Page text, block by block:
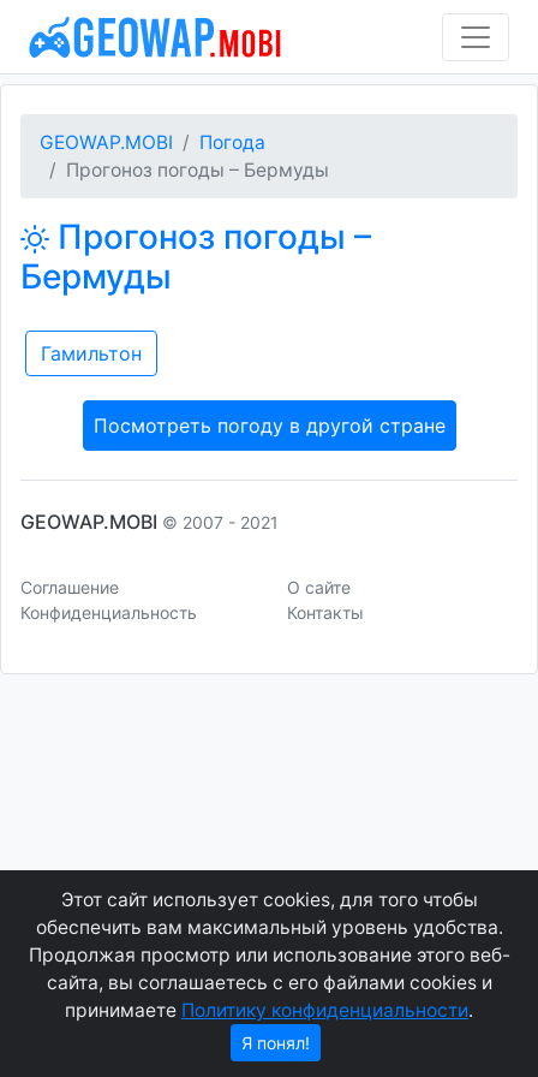
GEOWAP.MOBI
Погода
Прогоноз погоды – Бермуды
Прогоноз погоды –
Бермуды
Гамильтон
Посмотреть погоду в другой стране
GEOWAP.MOBI © 2007 - 2021
Соглашение
Конфиденциальность
О сайте
Контакты
Этот сайт использует cookies, для того чтобы
обеспечить вам максимальный уровень удобства.
Продолжая просмотр или использование этого веб-
сайта, вы соглашаетесь с его файлами cookies и
принимаете Политику конфиденциальности.
Я понял!